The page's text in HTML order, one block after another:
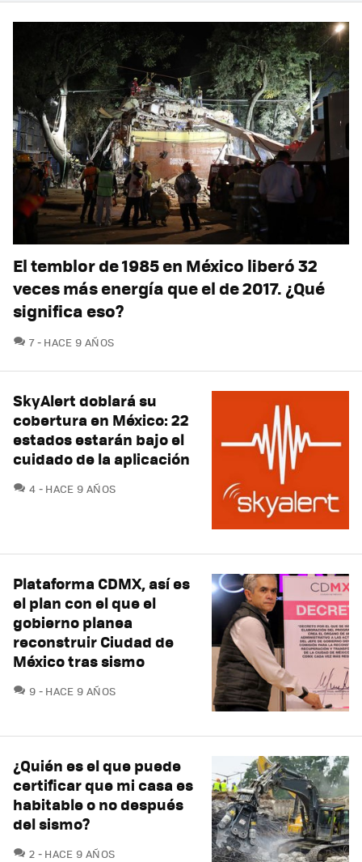
El temblor de 1985 en México liberó 32
veces más energía que el de 2017. ¿Qué
significa eso?
7COMENTARIOS
HACE 9 AÑOS
SkyAlert doblará su
cobertura en México: 22
estados estarán bajo el
cuidado de la aplicación
4 COMENTARIOS
HACE 9 AÑOS
Plataforma CDMX, así es
el plan con el que el
gobierno planea
reconstruir Ciudad de
México tras sismo
9 COMENTARIOS
HACE 9 AÑOS
¿Quién es el que puede
certificar que mi casa es
habitable o no después
del sismo?
2 COMENTARIOS
HACE 9 AÑOS